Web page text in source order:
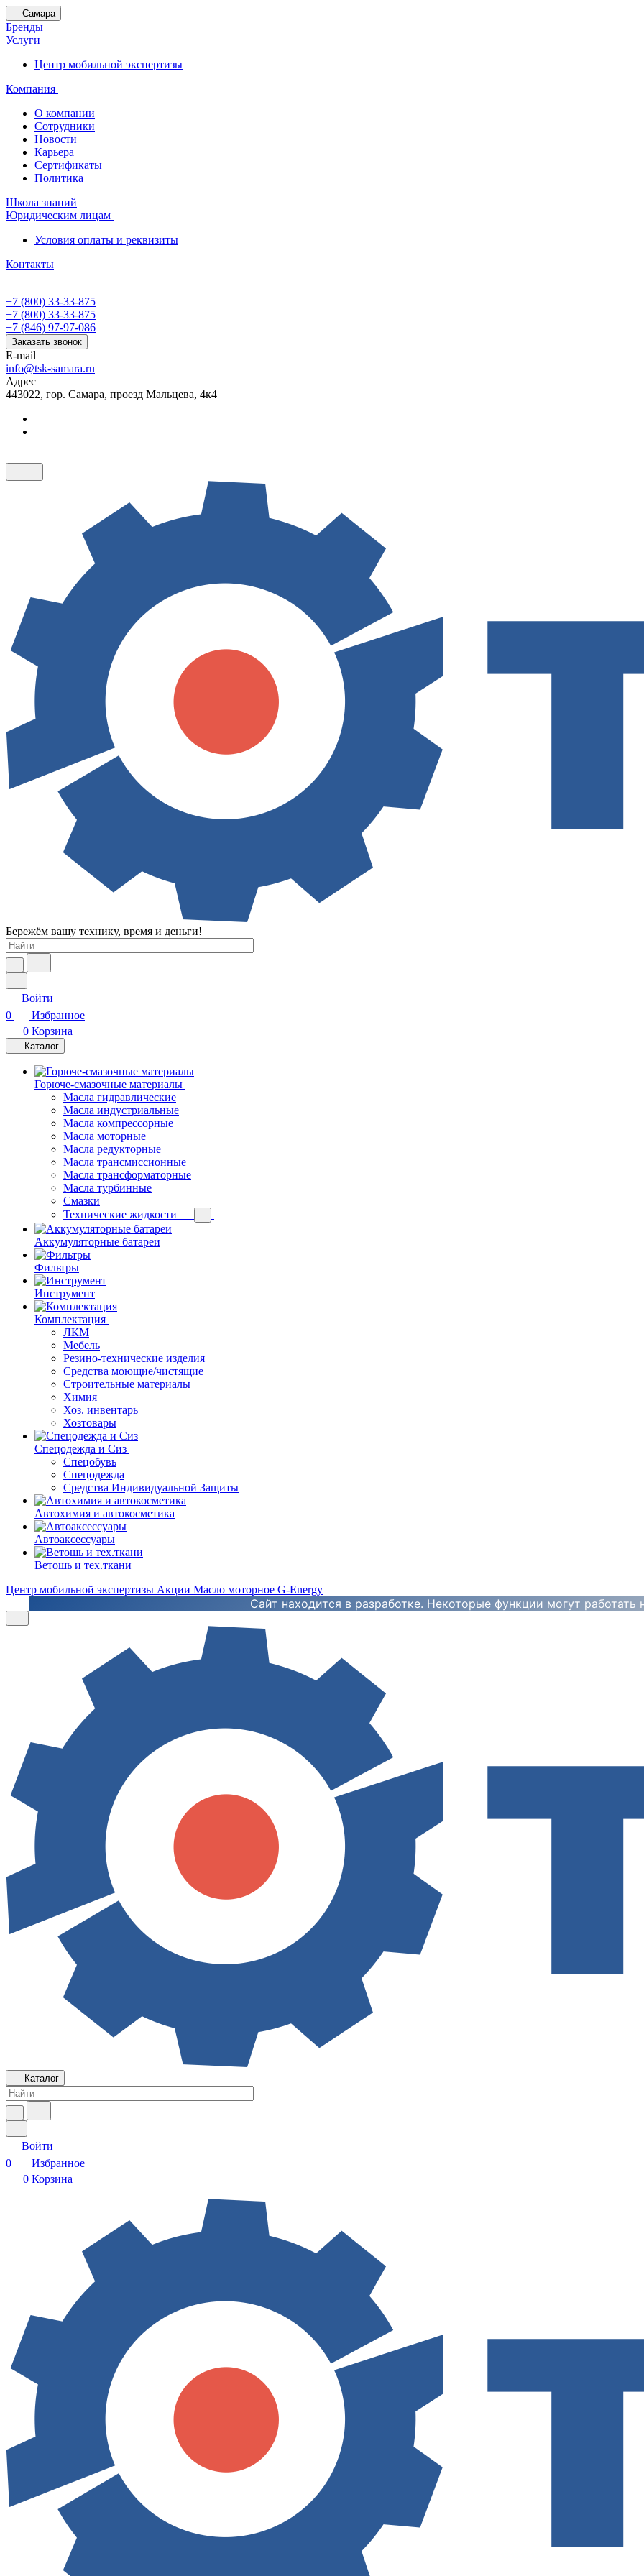
Самара
Бренды
Услуги
Центр мобильной экспертизы
Компания
О компании
Сотрудники
Новости
Карьера
Сертификаты
Политика
Школа знаний
Юридическим лицам
Условия оплаты и реквизиты
Контакты
+7 (800) 33-33-875
+7 (800) 33-33-875
+7 (846) 97-97-086
Заказать звонок
E-mail
info@tsk-samara.ru
Адрес
443022, гор. Самара, проезд Мальцева, 4к4
Бережём вашу технику, время и деньги!
Войти
0
Избранное
0 Корзина
Каталог
Горюче-смазочные материалы
Масла гидравлические
Масла индустриальные
Масла компрессорные
Масла моторные
Масла редукторные
Масла трансмиссионные
Масла трансформаторные
Масла турбинные
Смазки
Технические жидкости
Аккумуляторные батареи
Фильтры
Инструмент
Комплектация
ЛКМ
Мебель
Резино-технические изделия
Средства моющие/чистящие
Строительные материалы
Химия
Хоз. инвентарь
Хозтовары
Спецодежда и Сиз
Спецобувь
Спецодежда
Средства Индивидуальной Защиты
Автохимия и автокосметика
Автоаксессуары
Ветошь и тех.ткани
Центр мобильной экспертизы Акции Масло моторное G-Energy
Сайт находится в разработке. Некоторые функции могут работать
Каталог
Войти
0
Избранное
0 Корзина